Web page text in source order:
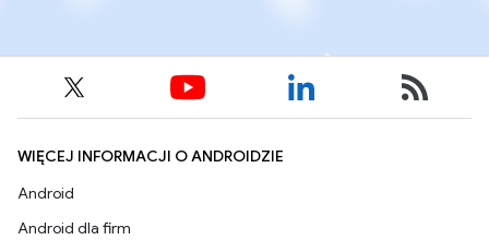
WIĘCEJ INFORMACJI O ANDROIDZIE
Android
Android dla firm